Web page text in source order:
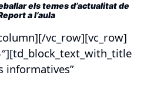
els temes d’actualitat de
a l’aula
vc_row][vc_row]
informatives”